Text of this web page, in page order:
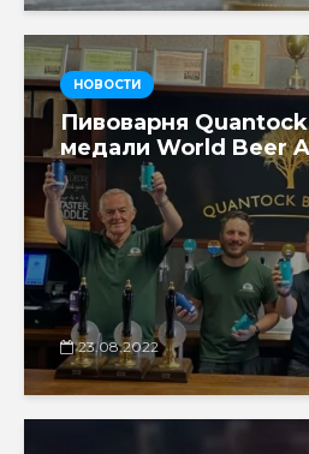
НОВОСТИ
Пивоварня
медали World Beer
23.08.2022